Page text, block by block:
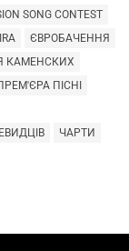
SONG CONTEST
ЄВРОБАЧЕННЯ
КАМЕНСКИХ
ПІСНІ
ЧАРТИ